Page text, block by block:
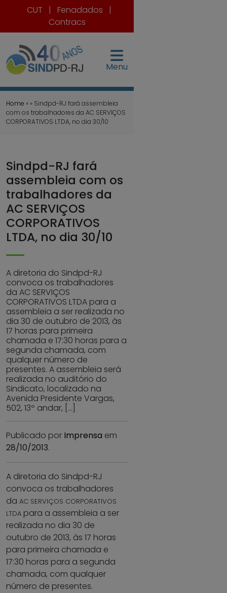
CUT | Fenadados
|
Contracs
Menu
Home » » Sindpd-RJ fará assembleia
com os trabalhadores da AC SERVIÇOS
CORPORATIVOS LTDA, no dia 30/10
Sindpd-RJ fará
assembleia com os
trabalhadores da
AC SERVIÇOS
CORPORATIVOS
LTDA, no dia 30/10
A diretoria do Sindpd-RJ
convoca os trabalhadores
da AC SERVIÇOS
CORPORATIVOS LTDA para a
assembleia a ser realizada no
dia 30 de outubro de 2013, às
17 horas para primeira
chamada e 17:30 horas para a
segunda chamada, com
qualquer número de
presentes. A assembleia será
realizada no auditório do
Sindicato, localizado na
Avenida Presidente Vargas,
502, 13º andar, […]
Publicado por Imprensa em
28/10/2013.
A diretoria do Sindpd-RJ
convoca os trabalhadores
da AC SERVIÇOS CORPORATIVOS
LTDA para a assembleia a ser
realizada no dia 30 de
outubro de 2013, às 17 horas
para primeira chamada e
17:30 horas para a segunda
chamada, com qualquer
número de presentes.